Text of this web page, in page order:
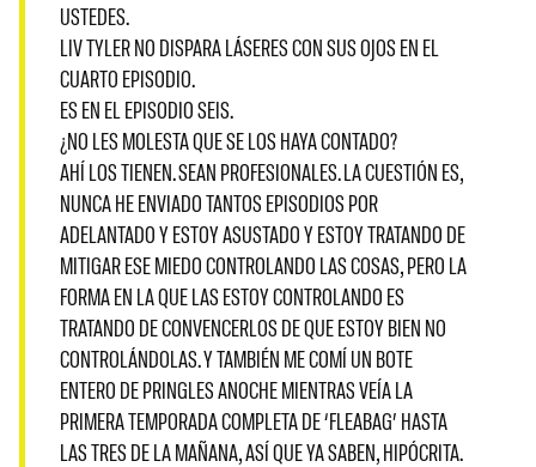
USTEDES.
LIV TYLER NO DISPARA LÁSERES CON SUS OJOS EN EL
CUARTO EPISODIO.
ES EN EL EPISODIO SEIS.
¿NO LES MOLESTA QUE SE LOS HAYA CONTADO?
AHÍ LOS TIENEN. SEAN PROFESIONALES. LA CUESTIÓN ES,
NUNCA HE ENVIADO TANTOS EPISODIOS POR
ADELANTADO Y ESTOY ASUSTADO Y ESTOY TRATANDO DE
MITIGAR ESE MIEDO CONTROLANDO LAS COSAS, PERO LA
FORMA EN LA QUE LAS ESTOY CONTROLANDO ES
TRATANDO DE CONVENCERLOS DE QUE ESTOY BIEN NO
CONTROLÁNDOLAS. Y TAMBIÉN ME COMÍ UN BOTE
ENTERO DE PRINGLES ANOCHE MIENTRAS VEÍA LA
PRIMERA TEMPORADA COMPLETA DE ‘FLEABAG’ HASTA
LAS TRES DE LA MAÑANA, ASÍ QUE YA SABEN, HIPÓCRITA.